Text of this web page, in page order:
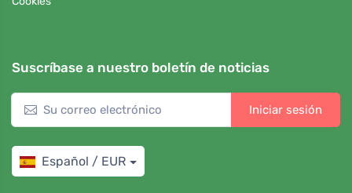
Suscríbase a nuestro boletín de noticias
Iniciar sesión
Español / EUR